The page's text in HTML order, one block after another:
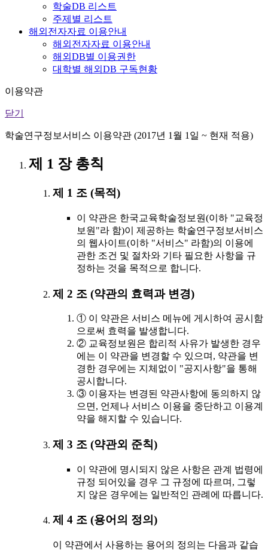
학술DB 리스트
주제별 리스트
해외전자자료 이용안내
해외전자자료 이용안내
해외DB별 이용권한
대학별 해외DB 구독현황
이용약관
닫기
학술연구정보서비스 이용약관 (2017년 1월 1일 ~ 현재 적용)
제 1 장 총칙
제 1 조 (목적)
이 약관은 한국교육학술정보원(이하 "교육정
보원"라 함)이 제공하는 학술연구정보서비스
의 웹사이트(이하 "서비스" 라함)의 이용에
관한 조건 및 절차와 기타 필요한 사항을 규
정하는 것을 목적으로 합니다.
제 2 조 (약관의 효력과 변경)
① 이 약관은 서비스 메뉴에 게시하여 공시함
으로써 효력을 발생합니다.
② 교육정보원은 합리적 사유가 발생한 경우
에는 이 약관을 변경할 수 있으며, 약관을 변
경한 경우에는 지체없이 "공지사항"을 통해
공시합니다.
③ 이용자는 변경된 약관사항에 동의하지 않
으면, 언제나 서비스 이용을 중단하고 이용계
약을 해지할 수 있습니다.
제 3 조 (약관외 준칙)
이 약관에 명시되지 않은 사항은 관계 법령에
규정 되어있을 경우 그 규정에 따르며, 그렇
지 않은 경우에는 일반적인 관례에 따릅니다.
제 4 조 (용어의 정의)
이 약관에서 사용하는 용어의 정의는 다음과 같습